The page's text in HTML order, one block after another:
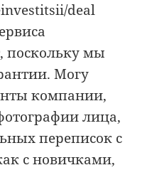
deal
поскольку мы
Могу
компании,
лица,
переписок с
с новичками,